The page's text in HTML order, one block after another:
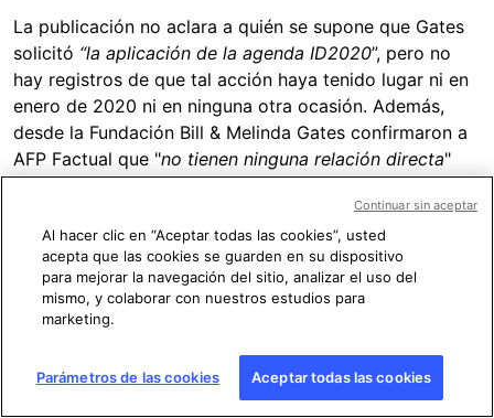
La publicación no aclara a quién se supone que Gates
solicitó “la aplicación de la agenda ID2020”, pero no
hay registros de que tal acción haya tenido lugar ni en
enero de 2020 ni en ninguna otra ocasión. Además,
desde la Fundación Bill & Melinda Gates confirmaron a
AFP Factual que "no tienen ninguna relación directa"
Ethan Veneklasen, director de comunicación de la
entidad, dijo a AFP Factual que“una de cada siete
personas en todo el mundo carece de una forma
reconocida de demostrar su identidad. Esto significa
ejercer sus derechos como ciudadanos y votantes y
participar en la economía moderna”.
Al hacer clic en “Aceptar todas las cookies”, usted
acepta que las cookies se guarden en su dispositivo
para mejorar la navegación del sitio, analizar el uso del
mismo, y colaborar con nuestros estudios para
marketing.
Parámetros de las cookies Aceptar todas las cookies
Continuar sin aceptar